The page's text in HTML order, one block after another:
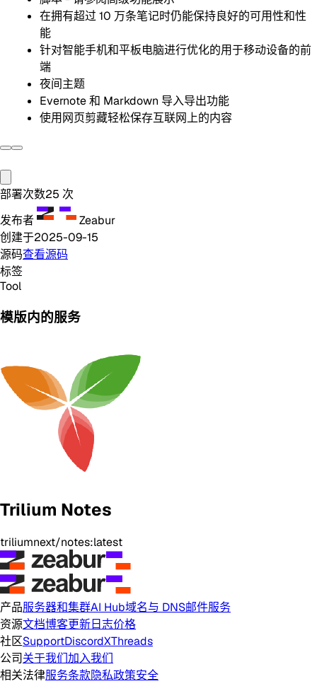
在拥有超过 10 万条笔记时仍能保持良好的可用性和性
能
针对智能手机和平板电脑进行优化的用于移动设备的前
端
夜间主题
Evernote 和 Markdown 导入导出功能
使用网页剪藏轻松保存互联网上的内容
部署次数25 次
发布者
Zeabur
创建于2025-09-15
源码查看源码
标签
Tool
模版内的服务
Trilium Notes
triliumnext/notes:latest
产品服务器和集群AI Hub域名与 DNS邮件服务
资源文档博客更新日志价格
社区SupportDiscordXThreads
公司关于我们加入我们
相关法律服务条款隐私政策安全